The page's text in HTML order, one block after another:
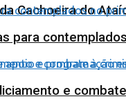
Cachoeira do
para
e